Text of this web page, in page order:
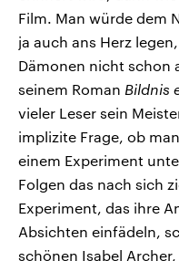
Film. Man würde dem
ja auch ans Herz
Dämonen nicht schon
seinem Roman Bildnis
vieler Leser sein
implizite Frage, ob
einem Experiment
Folgen das nach sich
Experiment, das ihre
Absichten einfädeln,
schönen Isabel